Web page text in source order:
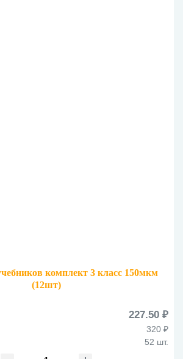
комплект 3 класс 150мкм
(12шт)
227.50 ₽
320 ₽
52 шт.